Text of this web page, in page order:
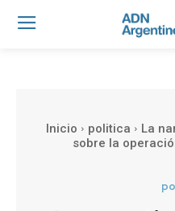
Inicio politica
La
sobre la